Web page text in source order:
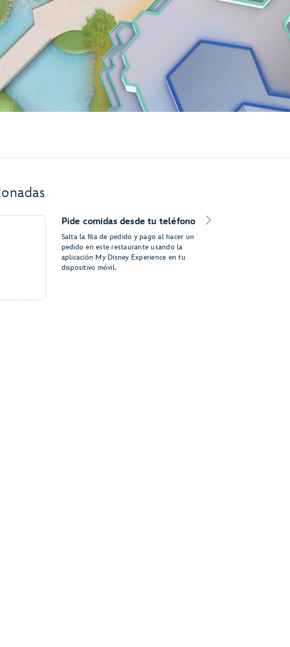
Pide comidas desde tu teléfono
Salta la fila de pedido y pago al hacer un
pedido en este restaurante usando la
aplicación My Disney Experience en tu
dispositivo móvil.